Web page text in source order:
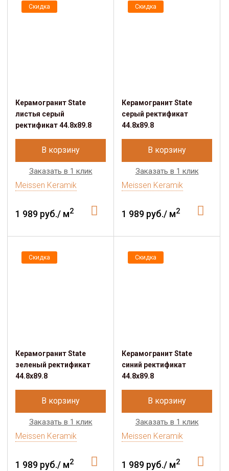
Скидка
Керамогранит State
листья серый
ректификат 44.8x89.8
В корзину
Заказать в 1 клик
Meissen Keramik
1 989 руб./ м2
Скидка
Керамогранит State
серый ректификат
44.8x89.8
В корзину
Заказать в 1 клик
Meissen Keramik
1 989 руб./ м2
Скидка
Керамогранит State
зеленый ректификат
44.8x89.8
В корзину
Заказать в 1 клик
Meissen Keramik
1 989 руб./ м2
Скидка
Керамогранит State
синий ректификат
44.8x89.8
В корзину
Заказать в 1 клик
Meissen Keramik
1 989 руб./ м2